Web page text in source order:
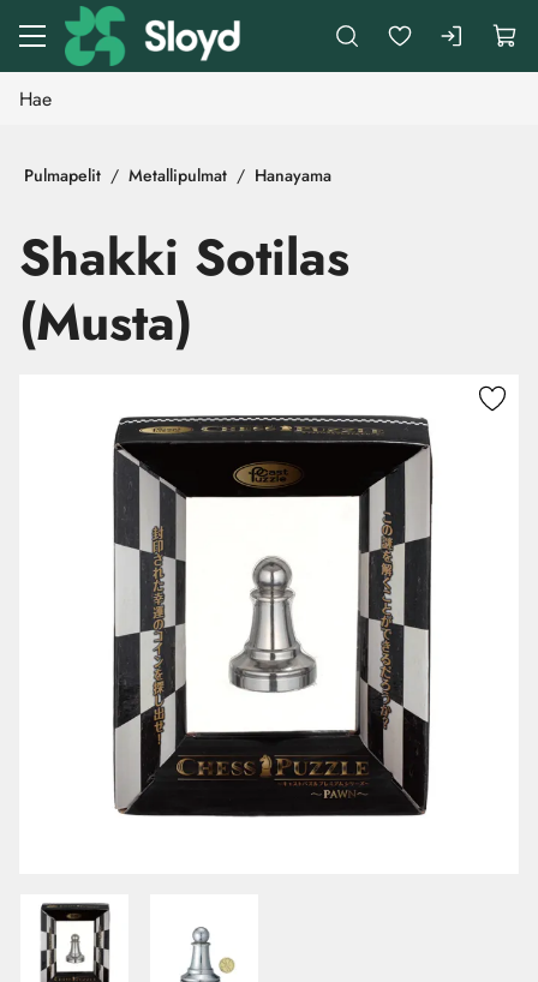
Siirry pääsisältöön
Pulmapelit Metallipulmat Hanayama
Shakki Sotilas
(Musta)